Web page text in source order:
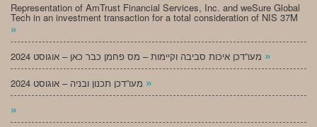
Representation of AmTrust Financial Services, Inc. and weSure Global
Tech in an investment transaction for a total consideration of NIS 37M
»
»
»
»